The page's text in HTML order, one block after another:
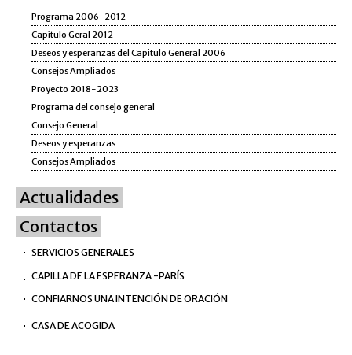
Programa 2006-2012
Capitulo Geral 2012
Deseos y esperanzas del Capitulo General 2006
Consejos Ampliados
Proyecto 2018-2023
Programa del consejo general
Consejo General
Deseos y esperanzas
Consejos Ampliados
Actualidades
Contactos
SERVICIOS GENERALES
CAPILLA DE LA ESPERANZA -PARÍS
CONFIARNOS UNA INTENCIÓN DE ORACIÓN
CASA DE ACOGIDA